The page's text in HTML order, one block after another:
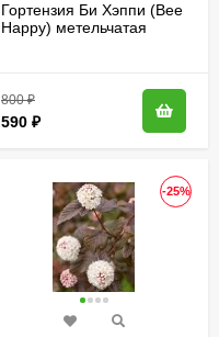
Гортензия Би Хэппи (Bee
Happy) метельчатая
800₽
590 ₽
-25%